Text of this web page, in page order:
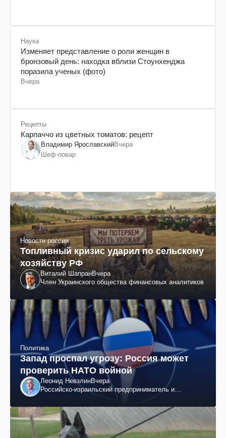
Наука
Изменяет представление о роли женщин в
бронзовый день: находка вблизи Стоунхенджа
поразила ученых (фото)
Вчера
Рецепты
Карпаччо из цветных томатов: рецепт
Владимир ЯрославскийВчера
Шеф-повар
Новости россии
Топливный кризис ударил по сельскому
хозяйству РФ
Виталий ШапранВчера
Член Украинского общества финансовых аналитиков
Политика
Запад проспал угрозу: Россия может
проверить НАТО войной
Леонид НевзлинВчера
Российско-израильский предприниматель и
"ЮКОСа"